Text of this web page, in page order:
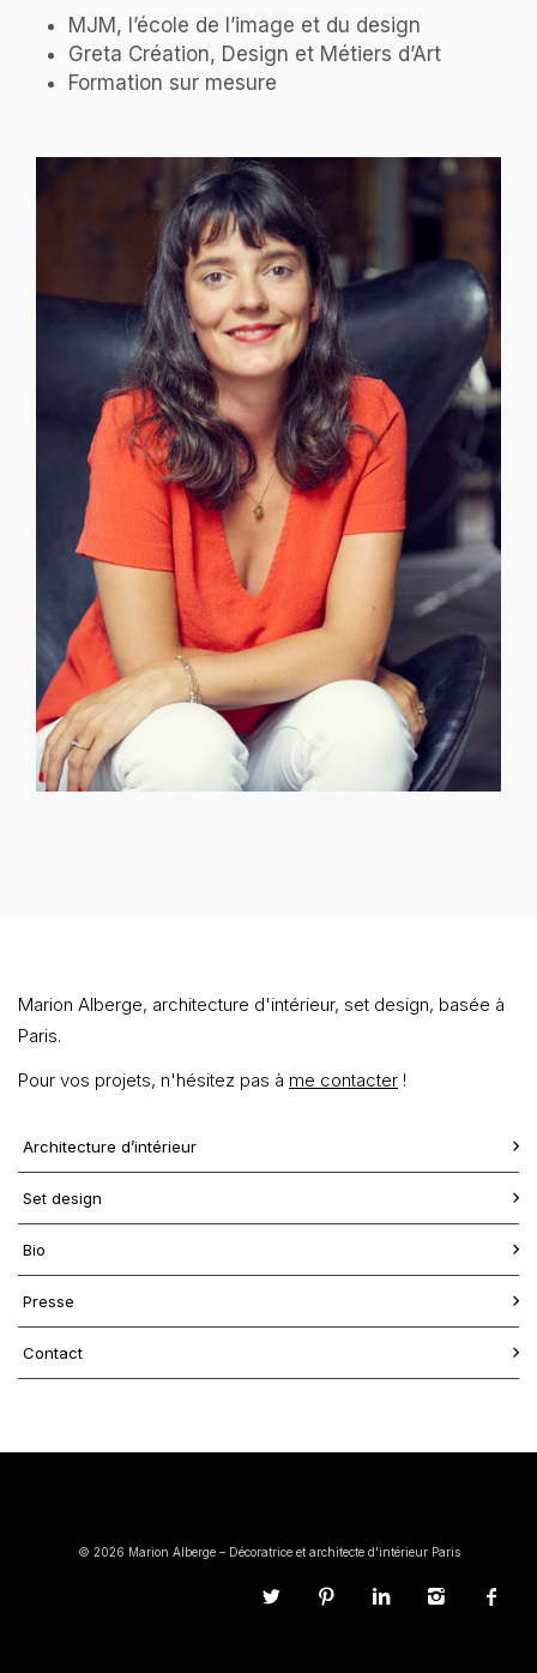
MJM, l’école de l’image et du design
Greta Création, Design et Métiers d’Art
Formation sur mesure
Marion Alberge, architecture d'intérieur, set design, basée à
Paris.
Pour vos projets, n'hésitez pas à me contacter !
Architecture d’intérieur
Set design
Bio
Presse
Contact
© 2026 Marion Alberge – Décoratrice et architecte d'intérieur Paris